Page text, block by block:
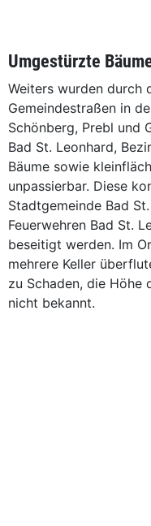
Umgestürzte
Weiters wurden durch
Gemeindestraßen in
Schönberg, Prebl und
Bad St. Leonhard,
Bäume sowie
unpassierbar. Diese
Stadtgemeinde Bad
Feuerwehren Bad St.
beseitigt werden. Im
mehrere Keller
zu Schaden, die Höhe
nicht bekannt.